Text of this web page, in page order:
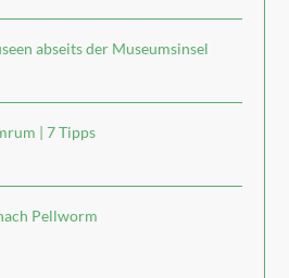
abseits der Museumsinsel
| 7 Tipps
Pellworm